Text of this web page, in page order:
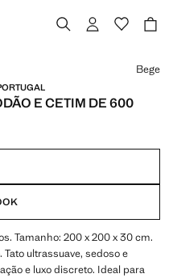
E CETIM DE 600
Bege
Tamanho: 200 x 200 x 30 cm.
ultrassuave, sedoso e
e luxo discreto. Ideal para